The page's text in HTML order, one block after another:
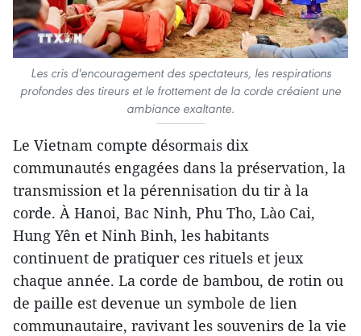
Les cris d'encouragement des spectateurs, les respirations
profondes des tireurs et le frottement de la corde créaient une
ambiance exaltante.
Le Vietnam compte désormais dix
communautés engagées dans la préservation, la
transmission et la pérennisation du tir à la
corde. À Hanoi, Bac Ninh, Phu Tho, Lào Cai,
Hung Yên et Ninh Binh, les habitants
continuent de pratiquer ces rituels et jeux
chaque année. La corde de bambou, de rotin ou
de paille est devenue un symbole de lien
communautaire, ravivant les souvenirs de la vie